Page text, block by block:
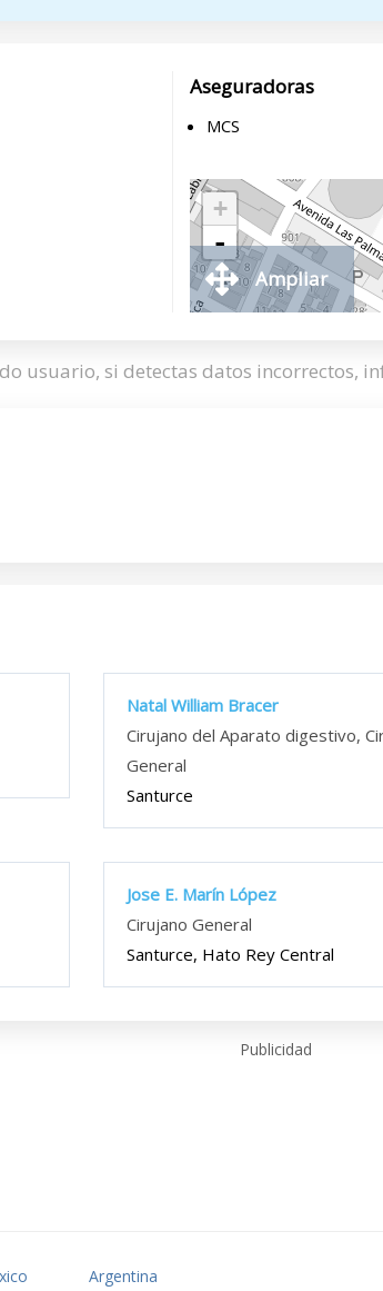
Aseguradoras
MCS
+
-
Ampliar
usuario, si detectas datos incorrectos,
Natal William Bracer
Cirujano del Aparato digestivo,
General
Santurce
Jose E. Marín López
Cirujano General
Santurce, Hato Rey Central
Publicidad
Argentina